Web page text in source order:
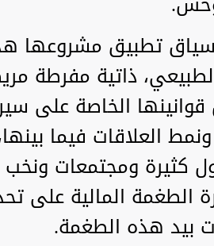
تطبيق مشروعها
ذاتية مفرطة
الخاصة على
العلاقات فيما
كثيرة ومجتمعات
المالية على
بيد هذه الطغمة.